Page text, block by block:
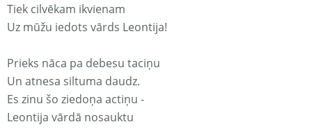
Tiek cilvēkam ikvienam
Uz mūžu iedots vārds Leontija!
Prieks nāca pa debesu taciņu
Un atnesa siltuma daudz.
Es zinu šo ziedoņa actiņu -
Leontija vārdā nosauktu